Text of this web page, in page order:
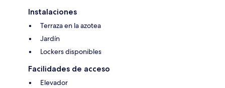
Instalaciones
Terraza en la azotea
Jardín
Lockers disponibles
Facilidades de acceso
Elevador